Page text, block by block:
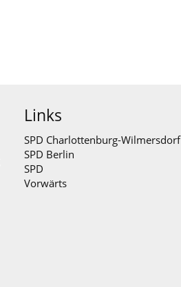
Links
SPD Charlottenburg-Wilmersdorf
SPD Berlin
SPD
Vorwärts